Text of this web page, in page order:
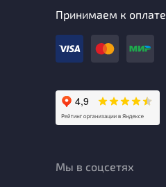
Принимаем к оплате
Мы в соцсетях